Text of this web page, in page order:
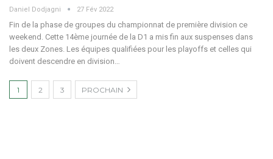
Daniel Dodjagni 27 Fév 2022
Fin de la phase de groupes du championnat de première division ce
weekend. Cette 14ème journée de la D1 a mis fin aux suspenses dans
les deux Zones. Les équipes qualifiées pour les playoffs et celles qui
doivent descendre en division…
1 2 3 PROCHAIN